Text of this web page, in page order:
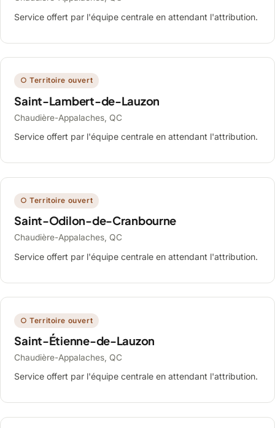
Service offert par l'équipe centrale en attendant l'attribution.
○ Territoire ouvert
Saint-Lambert-de-Lauzon
Chaudière-Appalaches, QC
Service offert par l'équipe centrale en attendant l'attribution.
○ Territoire ouvert
Saint-Odilon-de-Cranbourne
Chaudière-Appalaches, QC
Service offert par l'équipe centrale en attendant l'attribution.
○ Territoire ouvert
Saint-Étienne-de-Lauzon
Chaudière-Appalaches, QC
Service offert par l'équipe centrale en attendant l'attribution.